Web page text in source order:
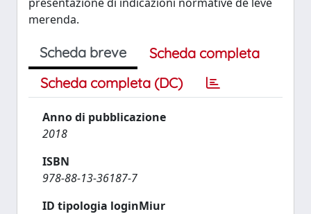
merenda.
Scheda breve
Scheda completa
Scheda completa (DC)
Anno di pubblicazione
2018
ISBN
978-88-13-36187-7
ID tipologia loginMiur